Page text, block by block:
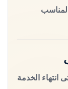
انتهاء الخدمة